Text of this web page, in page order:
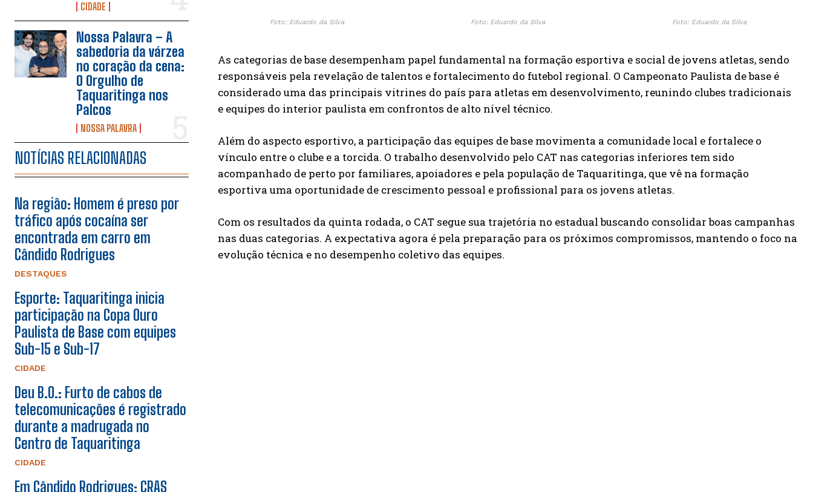
CIDADE
Nossa Palavra – A
sabedoria da várzea
no coração da cena:
O Orgulho de
Taquaritinga nos
Palcos
NOSSA PALAVRA
NOTÍCIAS RELACIONADAS
Na região: Homem é preso por
tráfico após cocaína ser
encontrada em carro em
Cândido Rodrigues
DESTAQUES
Esporte: Taquaritinga inicia
participação na Copa Ouro
Paulista de Base com equipes
Sub-15 e Sub-17
CIDADE
Deu B.O.: Furto de cabos de
telecomunicações é registrado
durante a madrugada no
Centro de Taquaritinga
CIDADE
Em Cândido Rodrigues: CRAS
Foto: Eduardo da Silva Foto: Eduardo da Silva Foto: Eduardo da Silva
As categorias de base desempenham papel fundamental na formação esportiva e social de jovens atletas, sendo
responsáveis pela revelação de talentos e fortalecimento do futebol regional. O Campeonato Paulista de base é
considerado uma das principais vitrines do país para atletas em desenvolvimento, reunindo clubes tradicionais
e equipes do interior paulista em confrontos de alto nível técnico.
Além do aspecto esportivo, a participação das equipes de base movimenta a comunidade local e fortalece o
vínculo entre o clube e a torcida. O trabalho desenvolvido pelo CAT nas categorias inferiores tem sido
acompanhado de perto por familiares, apoiadores e pela população de Taquaritinga, que vê na formação
esportiva uma oportunidade de crescimento pessoal e profissional para os jovens atletas.
Com os resultados da quinta rodada, o CAT segue sua trajetória no estadual buscando consolidar boas campanhas
nas duas categorias. A expectativa agora é pela preparação para os próximos compromissos, mantendo o foco na
evolução técnica e no desempenho coletivo das equipes.